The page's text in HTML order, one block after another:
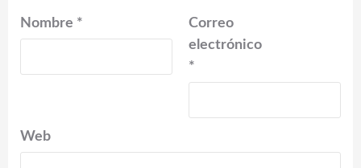
Nombre *
Correo
electrónico
*
Web